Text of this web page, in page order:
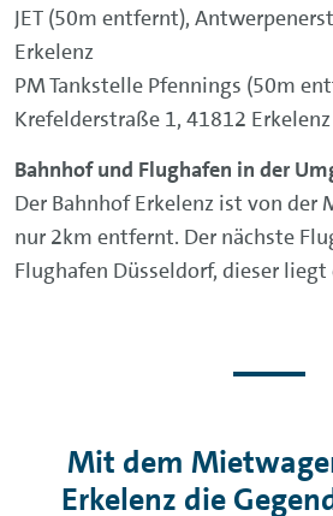
JET (50m entfernt),
Erkelenz
PM Tankstelle Pfennings (50m
Krefelderstraße 1, 41812 Erkelenz
Bahnhof und Flughafen in der
Der Bahnhof Erkelenz ist von
nur 2km entfernt. Der nächste
Flughafen Düsseldorf, dieser
Mit dem
Erkelenz die